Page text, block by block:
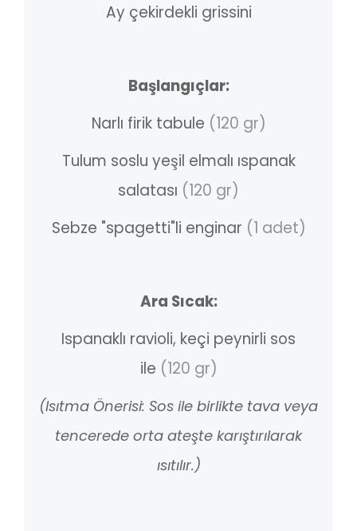
Ay çekirdekli grissini
Başlangıçlar:
Narlı firik tabule (120 gr)
Tulum soslu yeşil elmalı ıspanak
salatası (120 gr)
Sebze "spagetti"li enginar (1 adet)
Ara Sıcak:
Ispanaklı ravioli, keçi peynirli sos
ile (120 gr)
(Isıtma Önerisi: Sos ile birlikte tava veya
tencerede orta ateşte karıştırılarak
ısıtılır.)